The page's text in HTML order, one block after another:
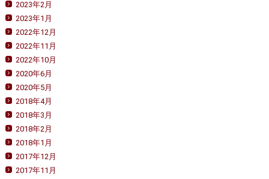
2023年2月
2023年1月
2022年12月
2022年11月
2022年10月
2020年6月
2020年5月
2018年4月
2018年3月
2018年2月
2018年1月
2017年12月
2017年11月